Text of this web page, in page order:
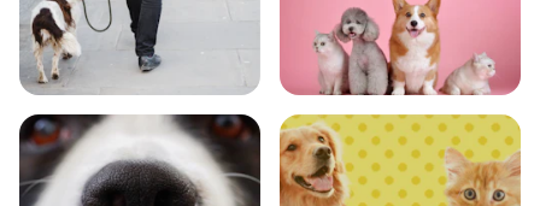
おでかけ 図鑑